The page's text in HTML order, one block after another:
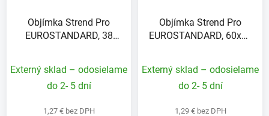
Objímka Strend Pro
EUROSTANDARD, 38
stĺpik
Externý sklad – odosielame
do 2- 5 dní
1,27 € bez DPH
Objímka Strend Pro
EUROSTANDARD, 60x40
stĺpik
Externý sklad – odosielame
do 2- 5 dní
1,29 € bez DPH